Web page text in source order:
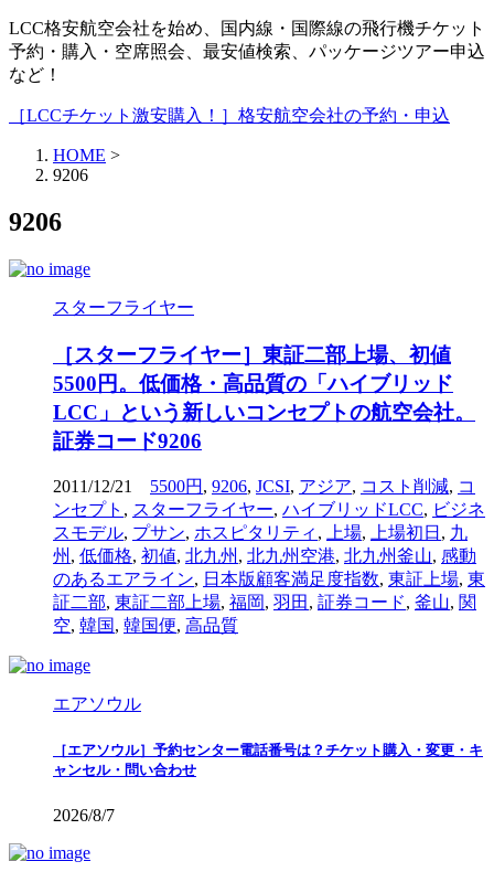
LCC格安航空会社を始め、国内線・国際線の飛行機チケット
予約・購入・空席照会、最安値検索、パッケージツアー申込
など！
［LCCチケット激安購入！］格安航空会社の予約・申込
HOME >
9206
9206
スターフライヤー
［スターフライヤー］東証二部上場、初値
5500円。低価格・高品質の「ハイブリッド
LCC」という新しいコンセプトの航空会社。
証券コード9206
2011/12/21 5500円 , 9206, JCSI, アジア, コスト削減, コ
ンセプト , スターフライヤー, ハイブリッドLCC, ビジネ
スモデル, プサン, ホスピタリティ , 上場, 上場初日 , 九
州 , 低価格, 初値, 北九州 , 北九州空港, 北九州釜山, 感動
のあるエアライン, 日本版顧客満足度指数, 東証上場, 東
証二部, 東証二部上場, 福岡, 羽田 , 証券コード, 釜山, 関
空, 韓国, 韓国便, 高品質
エアソウル
［エアソウル］予約センター電話番号は？チケット購入・変更・キ
ャンセル・問い合わせ
2026/8/7